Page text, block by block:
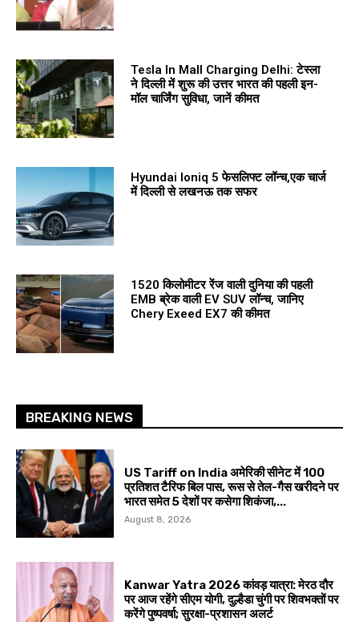
Tesla In Mall Charging Delhi: टेस्ला
ने दिल्ली में शुरू की उत्तर भारत की पहली इन-
मॉल चार्जिंग सुविधा, जानें कीमत
Hyundai Ioniq 5 फेसलिफ्ट लॉन्च,एक चार्ज
में दिल्ली से लखनऊ तक सफर
1520 किलोमीटर रेंज वाली दुनिया की पहली
EMB ब्रेक वाली EV SUV लॉन्च, जानिए
Chery Exeed EX7 की कीमत
BREAKING NEWS
US Tariff on India अमेरिकी सीनेट में 100
प्रतिशत टैरिफ बिल पास, रूस से तेल-गैस खरीदने पर
भारत समेत 5 देशों पर कसेगा शिकंजा,...
August 8, 2026
Kanwar Yatra 2026 कांवड़ यात्रा: मेरठ दौर
पर आज रहेंगे सीएम योगी, दुल्हैडा चुंगी पर शिवभक्तों पर
करेंगे पुष्पवर्षा; सुरक्षा-प्रशासन अलर्ट